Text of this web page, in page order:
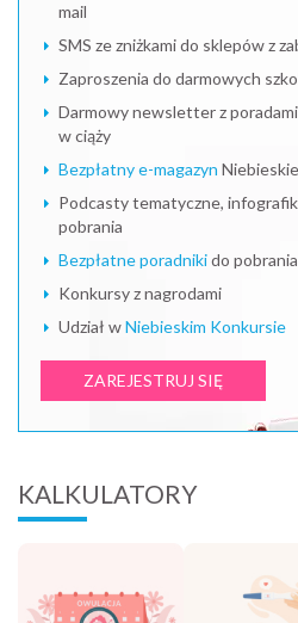
mail
SMS ze zniżkami do sklepów z
Zaproszenia do darmowych
Darmowy newsletter z
w ciąży
Bezpłatny e-magazyn
Podcasty tematyczne,
pobrania
Bezpłatne poradnikido
Konkursy z nagrodami
Udział wNiebieskim Konkursie
ZAREJESTRUJ SIĘ
KALKULATORY